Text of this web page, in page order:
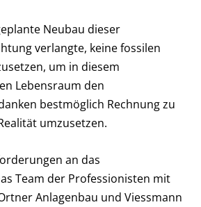
Neubau dieser
verlangte, keine fossilen
um in diesem
Lebensraum den
bestmöglich Rechnung zu
umzusetzen.
an das
Team der Professionisten mit
Anlagenbau und Viessmann